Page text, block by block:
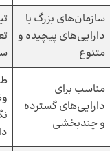
سازمان‌های بزرگ با
دارایی‌های پیچیده و
متنوع
مناسب برای
دارایی‌های گسترده
و چندبخشی